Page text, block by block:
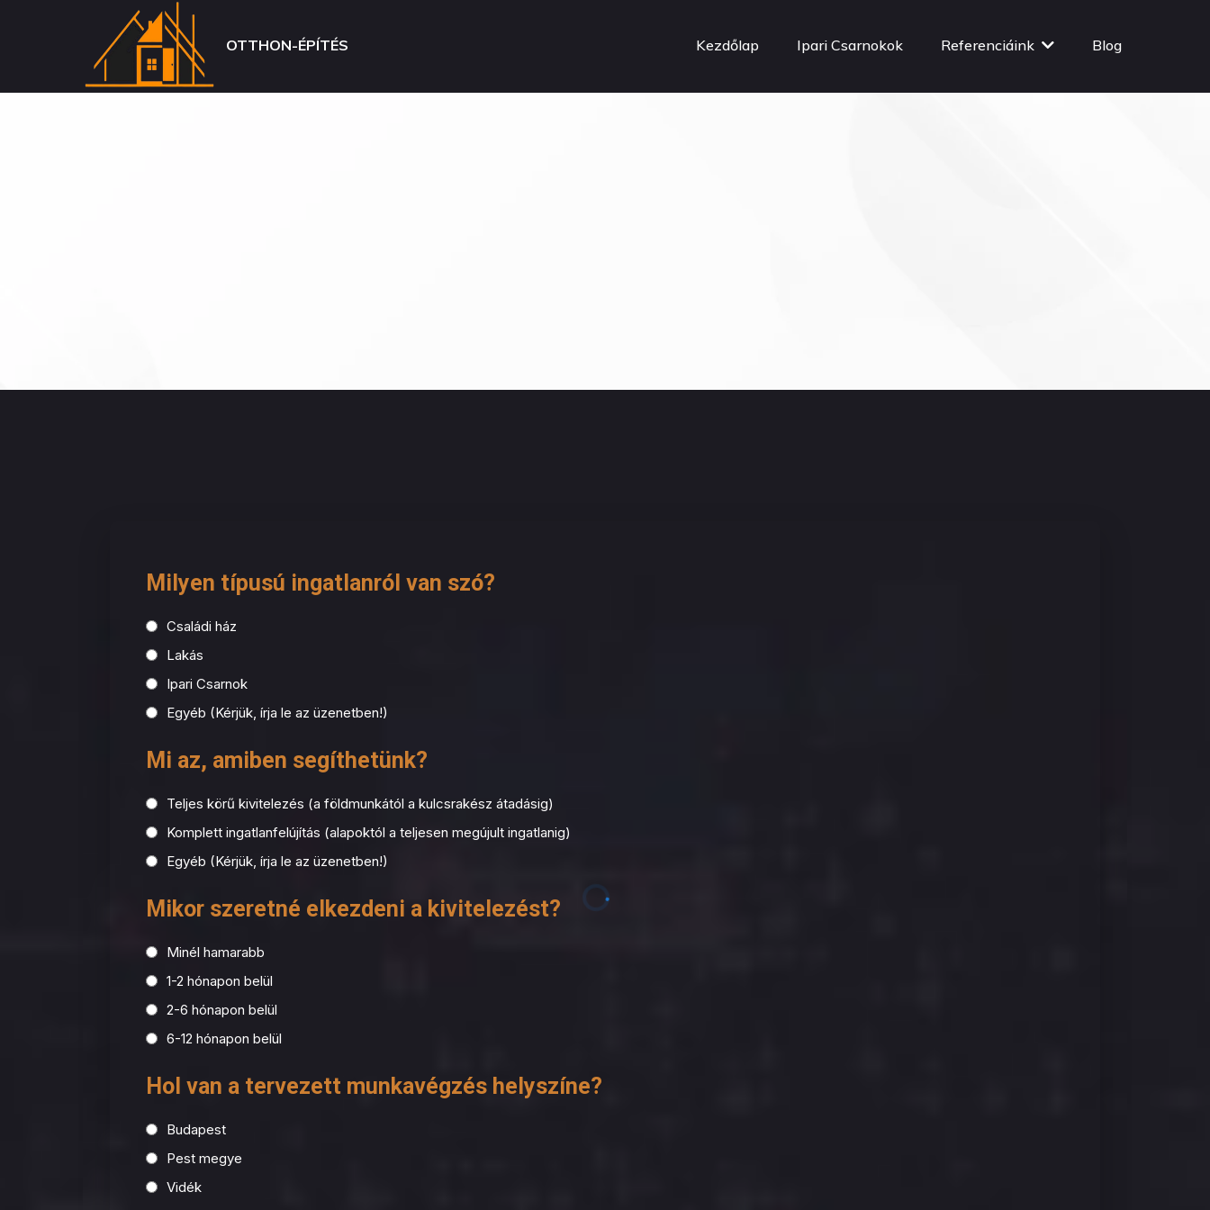
OTTHON-ÉPÍTÉS Kezdőlap Ipari Csarnokok Referenciáink Blog
Milyen típusú ingatlanról van szó?
Családi ház
Lakás
Ipari Csarnok
Egyéb (Kérjük, írja le az üzenetben!)
Mi az, amiben segíthetünk?
Teljes körű kivitelezés (a földmunkától a kulcsrakész átadásig)
Komplett ingatlanfelújítás (alapoktól a teljesen megújult ingatlanig)
Egyéb (Kérjük, írja le az üzenetben!)
Mikor szeretné elkezdeni a kivitelezést?
Minél hamarabb
1-2 hónapon belül
2-6 hónapon belül
6-12 hónapon belül
Hol van a tervezett munkavégzés helyszíne?
Budapest
Pest megye
Vidék